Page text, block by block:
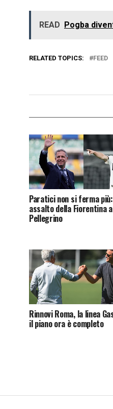
READ Pogba
RELATED TOPICS: FEED
Paratici non si ferma più:
assalto della Fiorentina a
Pellegrino
Rinnovi Roma, la linea
il piano ora è completo